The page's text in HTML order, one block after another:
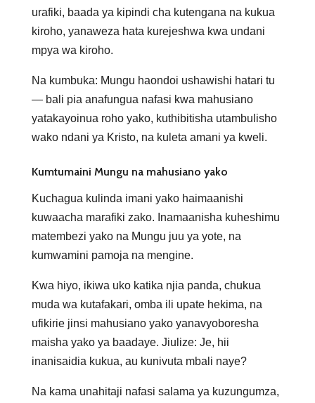
urafiki, baada ya kipindi cha kutengana na kukua
kiroho, yanaweza hata kurejeshwa kwa undani
mpya wa kiroho.
Na kumbuka: Mungu haondoi ushawishi hatari tu
— bali pia anafungua nafasi kwa mahusiano
yatakayoinua roho yako, kuthibitisha utambulisho
wako ndani ya Kristo, na kuleta amani ya kweli.
Kumtumaini Mungu na mahusiano yako
Kuchagua kulinda imani yako haimaanishi
kuwaacha marafiki zako. Inamaanisha kuheshimu
matembezi yako na Mungu juu ya yote, na
kumwamini pamoja na mengine.
Kwa hiyo, ikiwa uko katika njia panda, chukua
muda wa kutafakari, omba ili upate hekima, na
ufikirie jinsi mahusiano yako yanavyoboresha
maisha yako ya baadaye. Jiulize: Je, hii
inanisaidia kukua, au kunivuta mbali naye?
Na kama unahitaji nafasi salama ya kuzungumza,